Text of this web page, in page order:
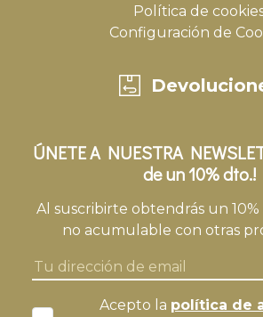
Política de
Configuración de
ÚNETE A NUESTRA
de un 10% dto.!
Al suscribirte obtendrás un
no acumulable con otras
Acepto la política de